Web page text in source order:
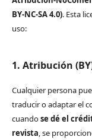
BY-NC-SA 4.0). Esta
uso:
1. Atribución
Cualquier persona
traducir o adaptar el
cuandose dé el
revista, se